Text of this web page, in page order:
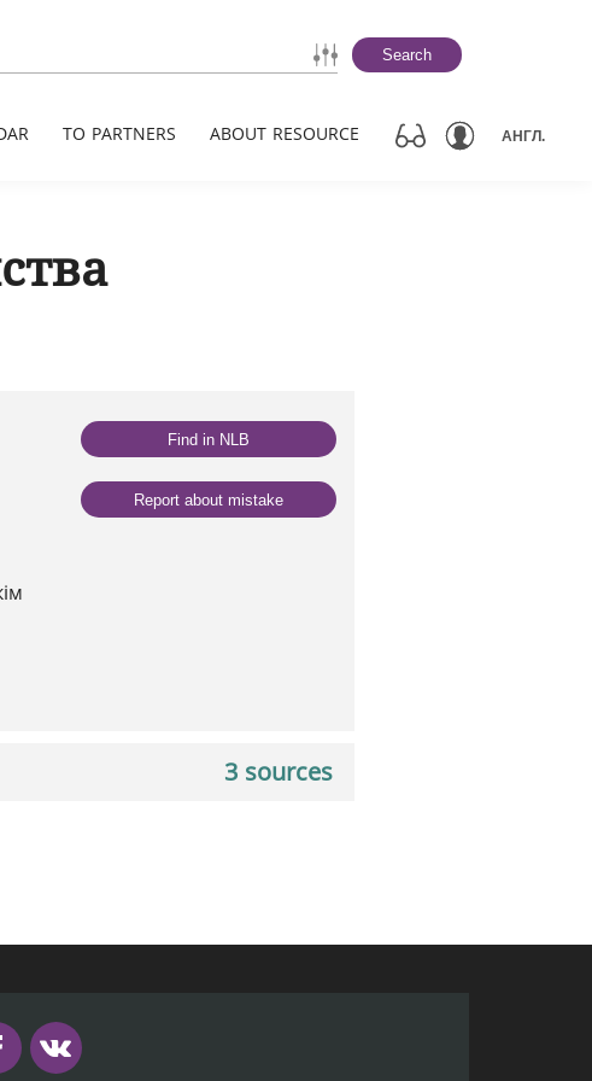
Search
TO PARTNERS ABOUT RESOURCE АНГЛ.
Find in NLB
Report about mistake
3 sources